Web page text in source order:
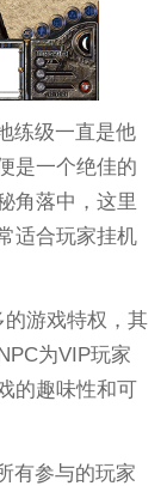
练级一直是他
是一个绝佳的
角落中，这里
适合玩家挂机
游戏特权，其
为VIP玩家
的趣味性和可
有参与的玩家